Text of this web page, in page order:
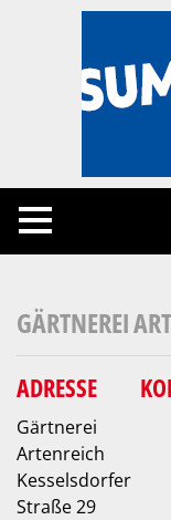
GÄRTNEREI
ADRESSE
Gärtnerei
Artenreich
Kesselsdorfer
Straße 29
Cookies